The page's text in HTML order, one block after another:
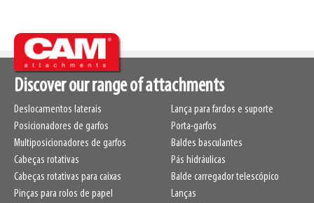
Discover our range of attachments
Deslocamentos laterais
Posicionadores de garfos
Multiposicionadores de garfos
Cabeças rotativas
Cabeças rotativas para caixas
Pinças para rolos de papel
Lança para fardos e suporte
Porta-garfos
Baldes basculantes
Pás hidráulicas
Balde carregador telescópico
Lanças